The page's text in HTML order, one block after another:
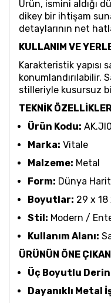
Ürün, ismini aldığı
dikey bir ihtişam
detaylarının net
KULLANIM VE
Karakteristik yapısı
konumlandırılabilir.
stilleriyle kusursuz
TEKNİK
Ürün Kodu:
Marka: Vitale
Malzeme: Metal
Form: Dünya
Boyutlar: 29 x 18
Stil: Modern /
Kullanım Alanı:
ÜRÜNÜN ÖNE
Üç Boyutlu
Dayanıklı Metal